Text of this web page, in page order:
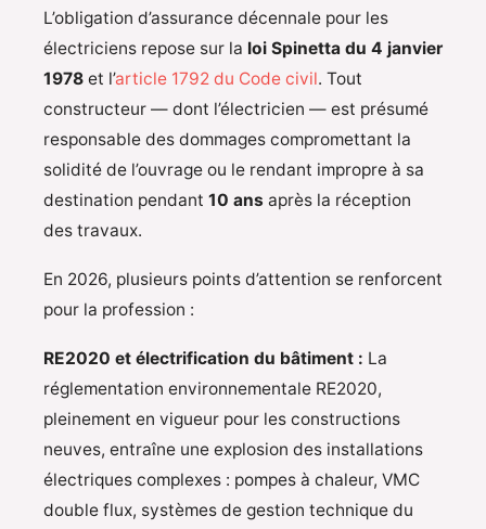
L’obligation d’assurance décennale pour les
électriciens repose sur la loi Spinetta du 4 janvier
1978 et l’article 1792 du Code civil. Tout
constructeur — dont l’électricien — est présumé
responsable des dommages compromettant la
solidité de l’ouvrage ou le rendant impropre à sa
destination pendant 10 ans après la réception
des travaux.
En 2026, plusieurs points d’attention se renforcent
pour la profession :
RE2020 et électrification du bâtiment : La
réglementation environnementale RE2020,
pleinement en vigueur pour les constructions
neuves, entraîne une explosion des installations
électriques complexes : pompes à chaleur, VMC
double flux, systèmes de gestion technique du